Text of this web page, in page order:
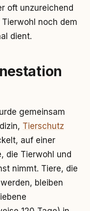
oft unzureichend
noch dem
dient.
gemeinsam
Tierschutz
auf einer
die Tierwohl und
nimmt. Tiere, die
bleiben